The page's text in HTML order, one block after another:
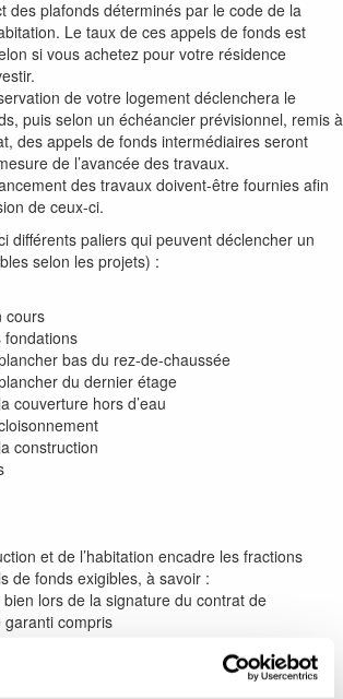
des plafonds déterminés par le code de la
Le taux de ces appels de fonds est
si vous achetez pour votre résidence
de votre logement déclenchera le
puis selon un échéancier prévisionnel, remis à
des appels de fonds intermédiaires seront
de l’avancée des travaux.
des travaux doivent-être fournies afin
de ceux-ci.
différents paliers qui peuvent déclencher un
selon les projets) :
cours
fondations
bas du rez-de-chaussée
du dernier étage
couverture hors d’eau
construction
et de l’habitation encadre les fractions
de fonds exigibles, à savoir :
lors de la signature du contrat de
compris
des fondations
(toitures posées)
de l’immeuble